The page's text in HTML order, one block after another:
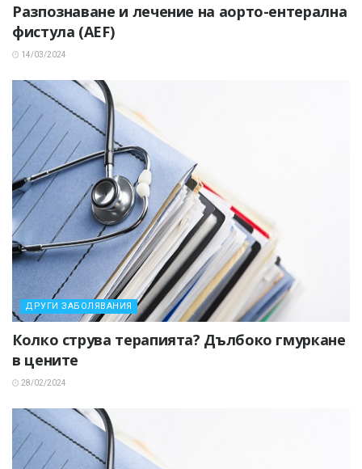
Разпознаване и лечение на аорто-ентерална
фистула (AEF)
14/03/2024
ДРУГИ ЗАБОЛЯВАНИЯ
Колко струва терапията? Дълбоко гмуркане
в цените
28/02/2024